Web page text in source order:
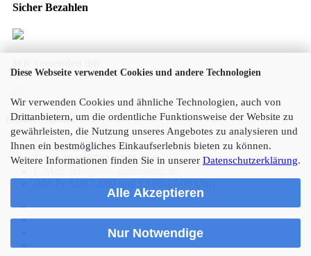
Diese Webseite verwendet Cookies und andere Technologien
Wir verwenden Cookies und ähnliche Technologien, auch von
Drittanbietern, um die ordentliche Funktionsweise der Website zu
gewährleisten, die Nutzung unseres Angebotes zu analysieren und
Ihnen ein bestmögliches Einkaufserlebnis bieten zu können.
Weitere Informationen finden Sie in unserer Datenschutzerklärung.
Alle Akzeptieren
Nur Notwendige
Sicher Bezahlen
Kundenservice
» Zum Kontaktformular
Tel.:+49 (0)8761 - 725 13 0